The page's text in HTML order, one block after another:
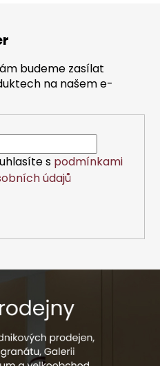
budeme zasílat
na našem e-
s podmínkami
údajů